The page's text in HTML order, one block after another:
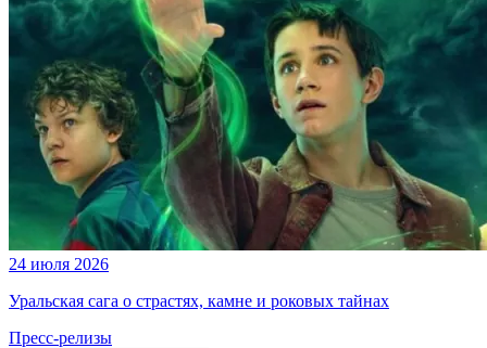
24 июля 2026
Уральская сага о страстях, камне и роковых тайнах
Пресс-релизы